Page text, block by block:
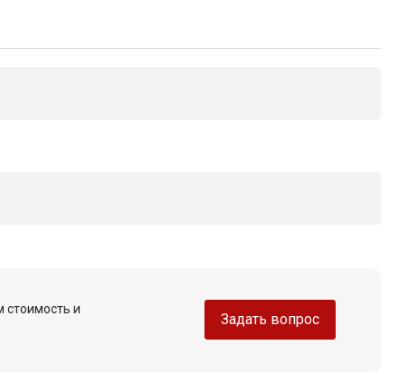
стоимость и
Задать вопрос